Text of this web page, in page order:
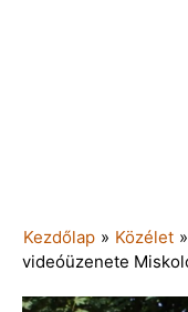
Kezdőlap » Közélet »
videóüzenete